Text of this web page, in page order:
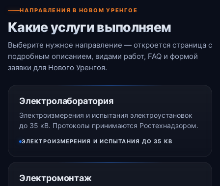
НАПРАВЛЕНИЯ В НОВОМ УРЕНГОЕ
Какие услуги выполняем
Выберите нужное направление — откроется страница с
подробным описанием, видами работ, FAQ и формой
заявки для Нового Уренгоя.
Электролаборатория
Электроизмерения и испытания электроустановок
до 35 кВ. Протоколы принимаются Ростехнадзором.
ЭЛЕКТРОИЗМЕРЕНИЯ И ИСПЫТАНИЯ ДО 35 КВ
Электромонтаж